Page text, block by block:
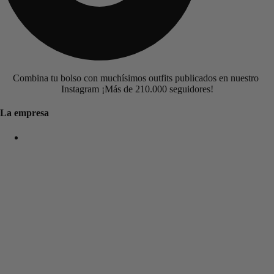
Combina tu bolso con muchísimos outfits publicados en nuestro
Instagram ¡Más de 210.000 seguidores!
La empresa